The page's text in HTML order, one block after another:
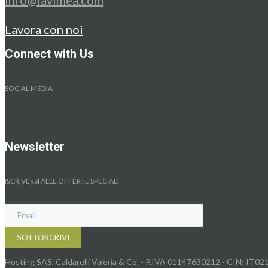
Lavora con noi
Connect with Us
SOCIAL MEDIA
Newsletter
ISCRIVERSI ALLE OFFERTE SPECIALI
Hosting SAS, Caldarelli Valeria & Co. - P.IVA 01147630212 - CIN: